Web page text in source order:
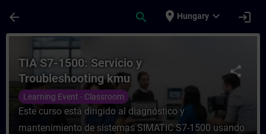
arrow_back search place Hungary expand_more login
Tanfolyam - TIA S7-1500: Servicio y
share
TIA S7-1500: Servicio y
Troubleshooting kmu
Learning Event - Classroom
Este curso está dirigido al diagnóstico y
mantenimiento de sistemas SIMATIC S7-1500 usando